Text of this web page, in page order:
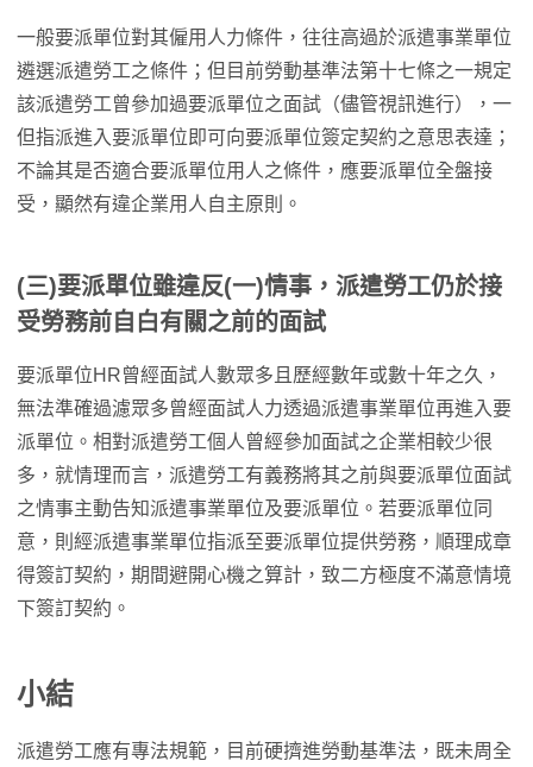
一般要派單位對其僱用人力條件，往往高過於派遣事業單位
遴選派遣勞工之條件；但目前勞動基準法第十七條之一規定
該派遣勞工曾參加過要派單位之面試（儘管視訊進行），一
但指派進入要派單位即可向要派單位簽定契約之意思表達；
不論其是否適合要派單位用人之條件，應要派單位全盤接
受，顯然有違企業用人自主原則。
(三)要派單位雖違反(一)情事，派遣勞工仍於接
受勞務前自白有關之前的面試
要派單位HR曾經面試人數眾多且歷經數年或數十年之久，
無法準確過濾眾多曾經面試人力透過派遣事業單位再進入要
派單位。相對派遣勞工個人曾經參加面試之企業相較少很
多，就情理而言，派遣勞工有義務將其之前與要派單位面試
之情事主動告知派遣事業單位及要派單位。若要派單位同
意，則經派遣事業單位指派至要派單位提供勞務，順理成章
得簽訂契約，期間避開心機之算計，致二方極度不滿意情境
下簽訂契約。
小結
派遣勞工應有專法規範，目前硬擠進勞動基準法，既未周全